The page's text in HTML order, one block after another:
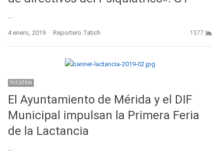
…
4 enero, 2019 Author
Reportero Tatich 1577
YUCATÁN
El Ayuntamiento de Mérida y el DIF
Municipal impulsan la Primera Feria
de la Lactancia
…